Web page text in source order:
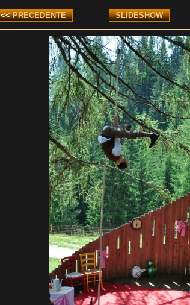
<< PRECEDENTE SLIDESHOW